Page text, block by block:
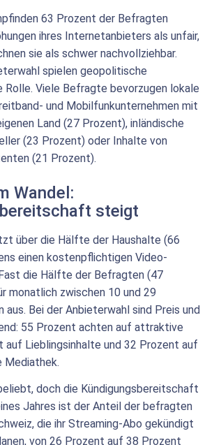
63 Prozent der Befragten
ihres Internetanbieters als unfair,
sie als schwer nachvollziehbar.
spielen geopolitische
Rolle. Viele Befragte bevorzugen lokale
und Mobilfunkunternehmen mit
Land (27 Prozent), inländische
(23 Prozent) oder Inhalte von
(21 Prozent).
Wandel:
steigt
über die Hälfte der Haushalte (66
einen kostenpflichtigen Video-
die Hälfte der Befragten (47
monatlich zwischen 10 und 29
aus. Bei der Anbieterwahl sind Preis und
55 Prozent achten auf attraktive
auf Lieblingsinhalte und 32 Prozent auf
Mediathek.
doch die Kündigungsbereitschaft
Jahres ist der Anteil der befragten
die ihr Streaming-Abo gekündigt
von 26 Prozent auf 38 Prozent